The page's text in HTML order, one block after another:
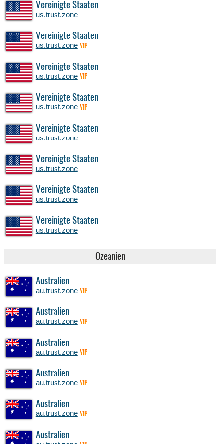
Vereinigte Staaten
us.trust.zone
Vereinigte Staaten
us.trust.zone VIP
Vereinigte Staaten
us.trust.zone VIP
Vereinigte Staaten
us.trust.zone VIP
Vereinigte Staaten
us.trust.zone
Vereinigte Staaten
us.trust.zone
Vereinigte Staaten
us.trust.zone
Vereinigte Staaten
us.trust.zone
Ozeanien
Australien
au.trust.zone VIP
Australien
au.trust.zone VIP
Australien
au.trust.zone VIP
Australien
au.trust.zone VIP
Australien
au.trust.zone VIP
Australien